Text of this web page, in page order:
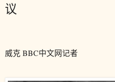
议
威克 BBC中文网记者